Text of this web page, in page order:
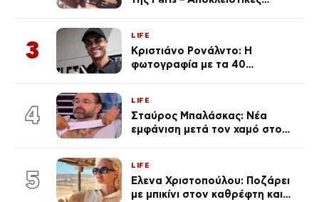
3
LIFE
Κριστιάνο Ρονάλντο: Η
φωτογραφία με τα 40
εκ. likes
4
LIFE
Σταύρος Μπαλάσκας: Νέα
εμφάνιση μετά τον χαμό στο
5
LIFE
Έλενα Χριστοπούλου: Ποζάρει
με μπικίνι στον καθρέφτη και